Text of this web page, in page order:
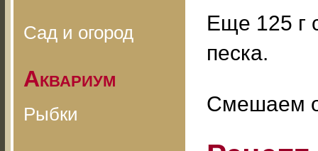
Сад и огород
Аквариум
Рыбки
Еще 125 г
песка.
Смешаем